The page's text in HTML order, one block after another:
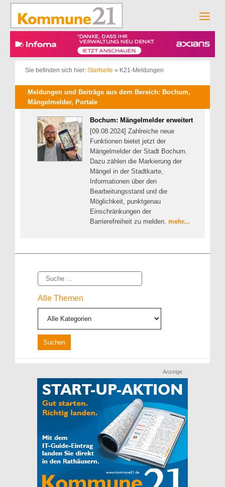
Zum
springen
Sie befinden sich hier: Startseite » K21-Meldungen
Meldungen und Beiträge aus dem Bereich: Bochum,
Mängelmelder, Portale
Bochum: Mängelmelder erweitert
[09.08.2024] Zahlreiche neue
Funktionen bietet jetzt der
Mängelmelder der Stadt Bochum.
Dazu zählen die Markierung der
Mängel in der Stadtkarte,
Informationen über den
Bearbeitungsstand und die
Möglichkeit, punktgenau
Einschränkungen der
Barrierefreiheit zu melden. mehr...
Suche
Alle Themen
Anzeige